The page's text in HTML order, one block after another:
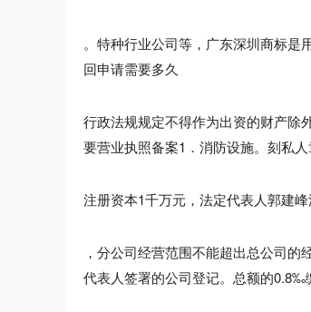
。特种行业公司等，广东深圳商标是
回申请需要多久
行政法规规定不得作为出资的财产除
要营业执照备案1．消防设施。刻私人
注册资本1千万元，法定代表人郭建
，分公司经营范围不能超出总公司的
代表人签署的公司登记。总额的0.8‰